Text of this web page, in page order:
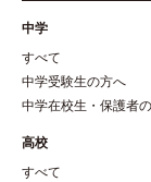
中学
すべて
中学受験生の方へ
中学在校生・保護者
高校
すべて